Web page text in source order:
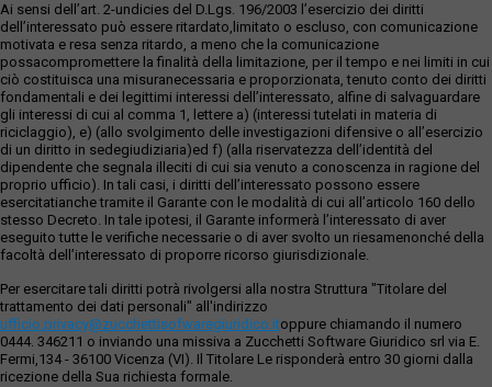
Ai sensi dell’art. 2-undicies del D.Lgs. 196/2003 l’esercizio dei diritti
dell’interessato può essere ritardato,limitato o escluso, con comunicazione
motivata e resa senza ritardo, a meno che la comunicazione
possacompromettere la finalità della limitazione, per il tempo e nei limiti in cui
ciò costituisca una misuranecessaria e proporzionata, tenuto conto dei diritti
fondamentali e dei legittimi interessi dell’interessato, alfine di salvaguardare
gli interessi di cui al comma 1, lettere a) (interessi tutelati in materia di
riciclaggio), e) (allo svolgimento delle investigazioni difensive o all’esercizio
di un diritto in sedegiudiziaria)ed f) (alla riservatezza dell’identità del
dipendente che segnala illeciti di cui sia venuto a conoscenza in ragione del
proprio ufficio). In tali casi, i diritti dell’interessato possono essere
esercitatianche tramite il Garante con le modalità di cui all’articolo 160 dello
stesso Decreto. In tale ipotesi, il Garante informerà l’interessato di aver
eseguito tutte le verifiche necessarie o di aver svolto un riesamenonché della
facoltà dell’interessato di proporre ricorso giurisdizionale.
Per esercitare tali diritti potrà rivolgersi alla nostra Struttura "Titolare del
trattamento dei dati personali" all'indirizzo
ufficio.privacy@zucchettisofwaregiuridico.itoppure chiamando il numero
0444. 346211 o inviando una missiva a Zucchetti Software Giuridico srl via E.
Fermi,134 - 36100 Vicenza (VI). Il Titolare Le risponderà entro 30 giorni dalla
ricezione della Sua richiesta formale.